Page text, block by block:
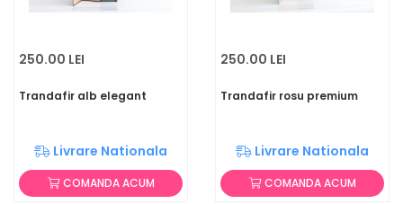
250.00 LEI
Trandafir alb elegant
Livrare Nationala
COMANDA ACUM
250.00 LEI
Trandafir rosu premium
Livrare Nationala
COMANDA ACUM